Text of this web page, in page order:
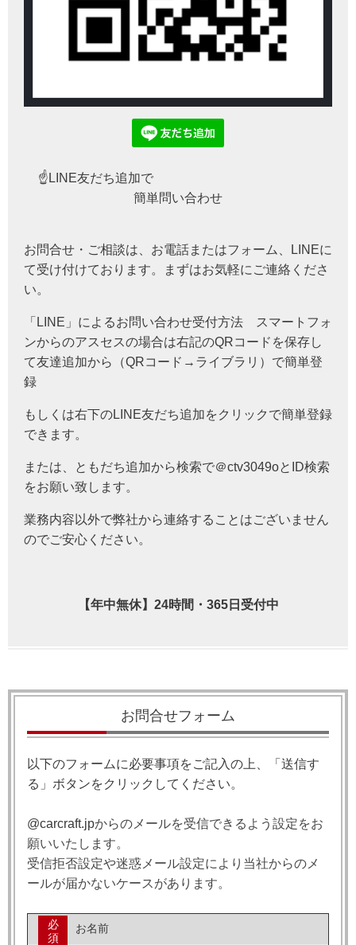
☝LINE友だち追加で
簡単問い合わせ
お問合せ・ご相談は、お電話またはフォーム、LINEに
て受け付けております。まずはお気軽にご連絡くださ
い。
「LINE」によるお問い合わせ受付方法 スマートフォ
ンからのアスセスの場合は右記のQRコードを保存し
て友達追加から（QRコード→ライブラリ）で簡単登
録
もしくは右下のLINE友だち追加をクリックで簡単登録
できます。
または、ともだち追加から検索で＠ctv3049oとID検索
をお願い致します。
業務内容以外で弊社から連絡することはございません
のでご安心ください。
【年中無休】24時間・365日受付中
お問合せフォーム
以下のフォームに必要事項をご記入の上、「送信す
る」ボタンをクリックしてください。
@carcraft.jpからのメールを受信できるよう設定をお
願いいたします。
受信拒否設定や迷惑メール設定により当社からのメ
ールが届かないケースがあります。
お名前
必
須